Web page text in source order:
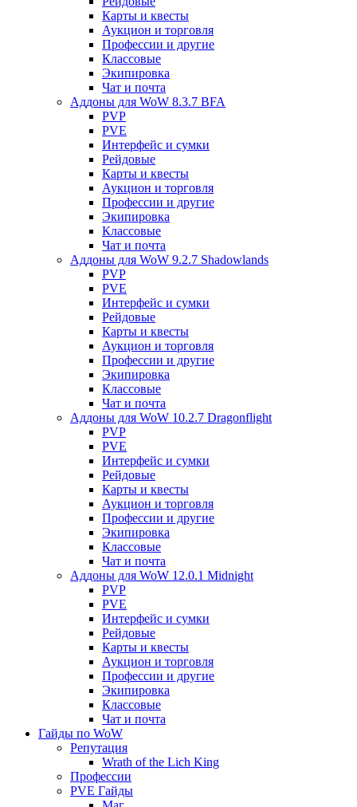
Карты и квесты
Аукцион и торговля
Профессии и другие
Классовые
Экипировка
Чат и почта
Аддоны для WoW 8.3.7 BFA
PVP
PVE
Интерфейс и сумки
Рейдовые
Карты и квесты
Аукцион и торговля
Профессии и другие
Экипировка
Классовые
Чат и почта
Аддоны для WoW 9.2.7 Shadowlands
PVP
PVE
Интерфейс и сумки
Рейдовые
Карты и квесты
Аукцион и торговля
Профессии и другие
Экипировка
Классовые
Чат и почта
Аддоны для WoW 10.2.7 Dragonflight
PVP
PVE
Интерфейс и сумки
Рейдовые
Карты и квесты
Аукцион и торговля
Профессии и другие
Экипировка
Классовые
Чат и почта
Аддоны для WoW 12.0.1 Midnight
PVP
PVE
Интерфейс и сумки
Рейдовые
Карты и квесты
Аукцион и торговля
Профессии и другие
Экипировка
Классовые
Чат и почта
Гайды по WoW
Репутация
Wrath of the Lich King
Профессии
PVE Гайды